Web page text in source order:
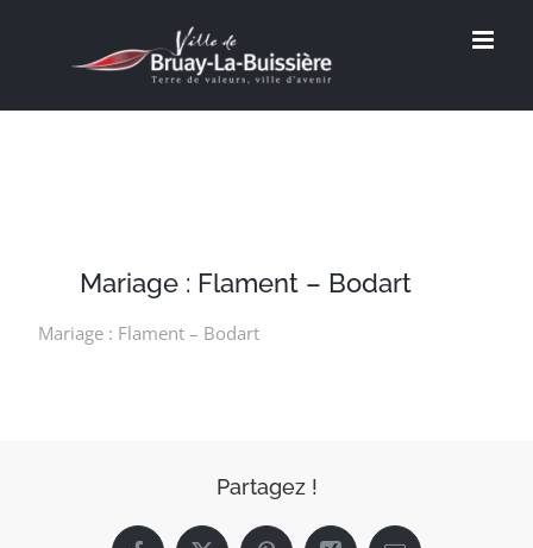
Mariage : Flament – Bodart
Mariage : Flament – Bodart
Partagez !